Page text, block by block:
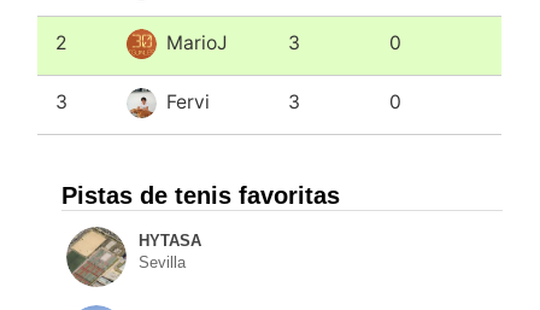
2 MarioJ 3 0
3 Fervi 3 0
Pistas de tenis favoritas
HYTASA
Sevilla